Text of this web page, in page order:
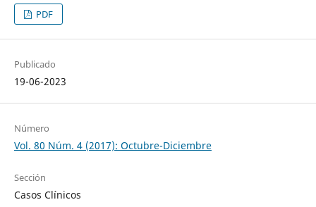
PDF
Publicado
19-06-2023
Número
Vol. 80 Núm. 4 (2017): Octubre-Diciembre
Sección
Casos Clínicos